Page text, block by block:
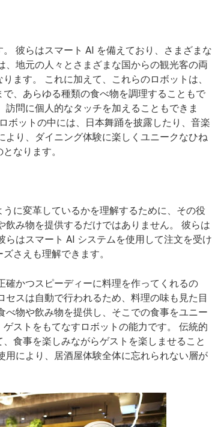
彼らはスマート AI を備えており、さまざまな
地元の人々とさまざまな国からの観光客の両
ます。 これに加えて、これらのロボットは、
、あらゆる種類の食べ物を調理することもで
問に個人的なタッチを加えることもできま
ボットの中には、日本舞踊を披露したり、音楽
より、ダイニング体験に楽しくユニークなひね
なります。
に変革しているかを理解するために、その役
み物を提供するだけではありません。 彼らは
はスマート AI システムを使用して注文を受け
さえも理解できます。
確かつスピーディーに料理を作ってくれるの
スは自動で行われるため、料理の味も見た目
べ物や飲み物を提供し、そこでの食事をユニー
ストをもてなすロボットの能力です。 伝統的
食事を楽しみながらゲストを楽しませること
により、居酒屋体験全体に忘れられない層が